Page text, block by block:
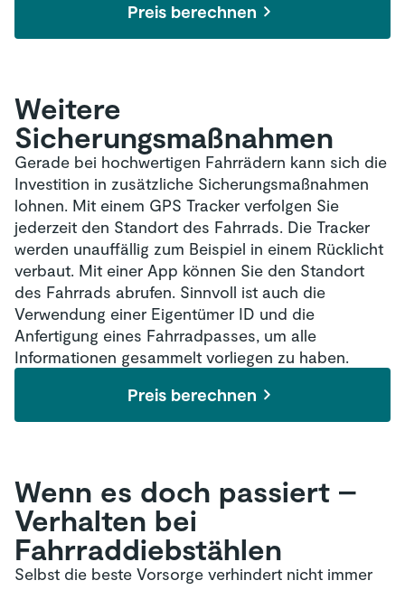
Preis berechnen
Weitere
Sicherungsmaßnahmen
Gerade bei hochwertigen Fahrrädern kann sich die
Investition in zusätzliche Sicherungsmaßnahmen
lohnen. Mit einem GPS Tracker verfolgen Sie
jederzeit den Standort des Fahrrads. Die Tracker
werden unauffällig zum Beispiel in einem Rücklicht
verbaut. Mit einer App können Sie den Standort
des Fahrrads abrufen. Sinnvoll ist auch die
Verwendung einer Eigentümer ID und die
Anfertigung eines Fahrradpasses, um alle
Informationen gesammelt vorliegen zu haben.
Preis berechnen
Wenn es doch passiert –
Verhalten bei
Fahrraddiebstählen
Selbst die beste Vorsorge verhindert nicht immer